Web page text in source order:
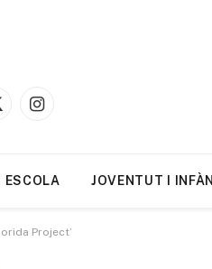
Instagram
ESCOLA JOVENTUT I
Project’